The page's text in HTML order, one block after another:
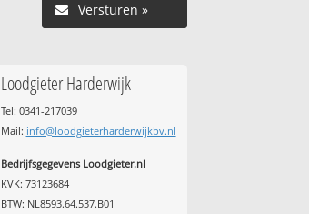
Versturen »
Loodgieter Harderwijk
Tel: 0341-217039
Mail: info@loodgieterharderwijkbv.nl
Bedrijfsgegevens Loodgieter.nl
KVK: 73123684
BTW: NL8593.64.537.B01